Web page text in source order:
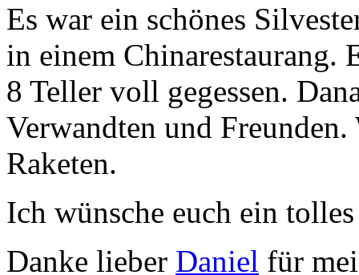
Es war ein schönes
in einem Chinarestaurang.
8 Teller voll gegessen.
Verwandten und
Raketen.
Ich wünsche euch ein tolles
Danke lieber Daniel für